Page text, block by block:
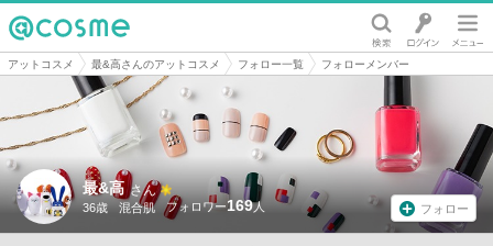
@cosme
アットコスメ 最&高さんのアットコスメ フォロー一覧 フォローメンバー
最&高 さん
36歳 混合肌 169 フォロー